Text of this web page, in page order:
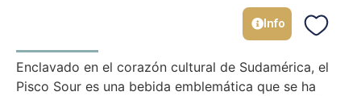
Info
Enclavado en el corazón cultural de Sudamérica, el
Pisco Sour es una bebida emblemática que se ha